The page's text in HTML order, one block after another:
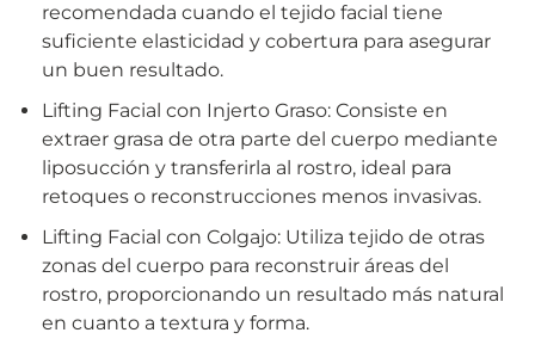
recomendada cuando el tejido facial tiene
suficiente elasticidad y cobertura para asegurar
un buen resultado.
Lifting Facial con Injerto Graso: Consiste en
extraer grasa de otra parte del cuerpo mediante
liposucción y transferirla al rostro, ideal para
retoques o reconstrucciones menos invasivas.
Lifting Facial con Colgajo: Utiliza tejido de otras
zonas del cuerpo para reconstruir áreas del
rostro, proporcionando un resultado más natural
en cuanto a textura y forma.